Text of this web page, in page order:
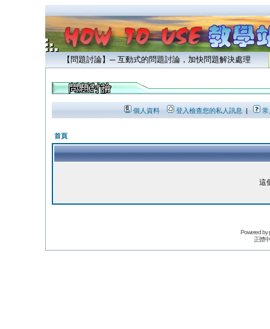
【問題討論】─ 互動式的問題討論，加快問題解決處理
個人資料 登入檢查您的私人訊息| 常
首頁
這
Powered by
正體